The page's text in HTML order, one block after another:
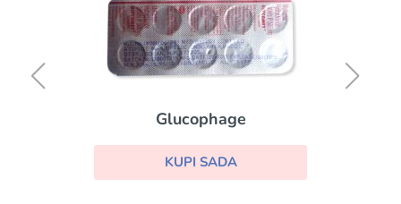
Glucophage
KUPI SADA